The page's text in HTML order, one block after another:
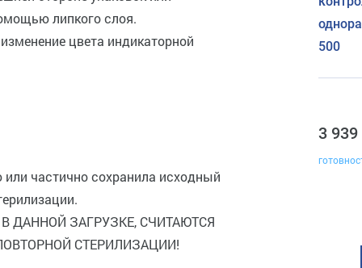
липкого слоя.
цвета индикаторной
частично сохранила исходный
ДАННОЙ ЗАГРУЗКЕ, СЧИТАЮТСЯ
СТЕРИЛИЗАЦИИ!
500
3 939